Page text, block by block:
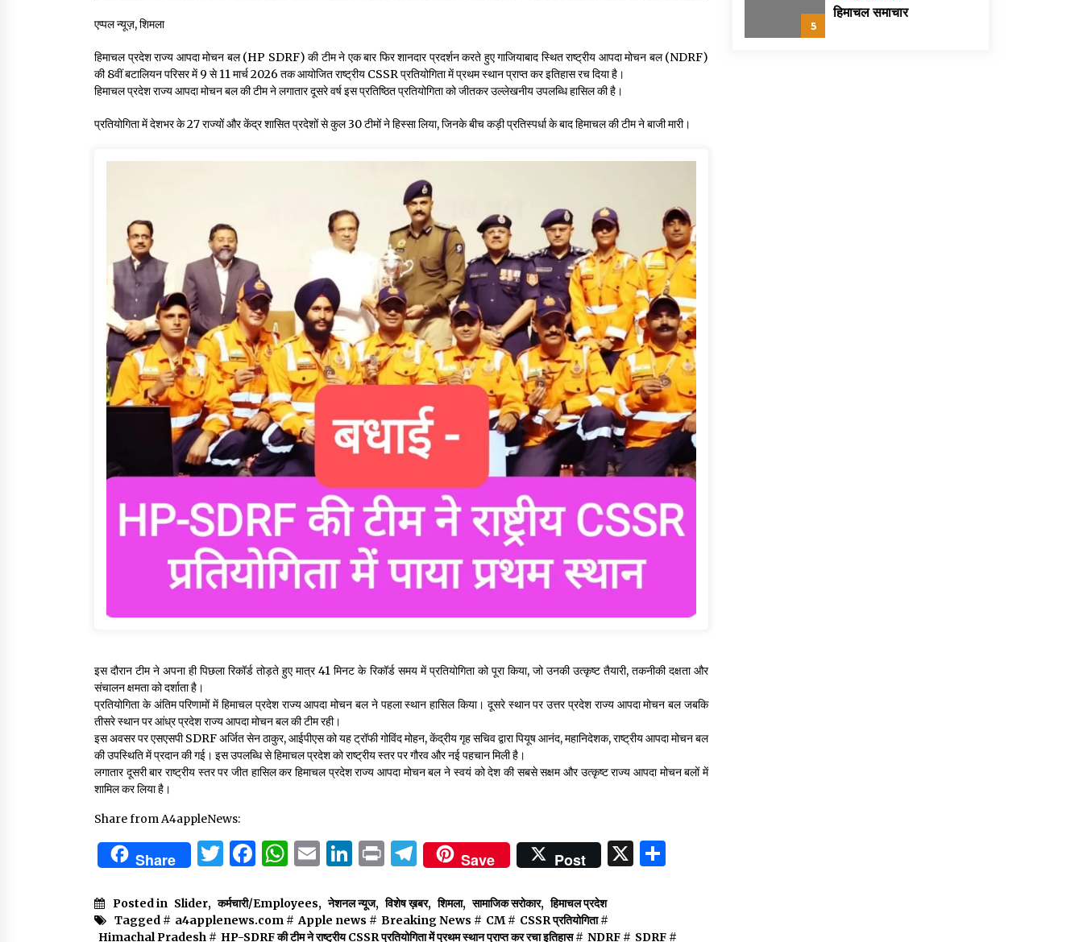
एप्पल न्यूज़, शिमला
हिमाचल प्रदेश राज्य आपदा मोचन बल (HP SDRF) की टीम ने एक बार फिर शानदार प्रदर्शन करते हुए गाजियाबाद स्थित राष्ट्रीय आपदा मोचन बल (NDRF)
की 8वीं बटालियन परिसर में 9 से 11 मार्च 2026 तक आयोजित राष्ट्रीय CSSR प्रतियोगिता में प्रथम स्थान प्राप्त कर इतिहास रच दिया है।
हिमाचल प्रदेश राज्य आपदा मोचन बल की टीम ने लगातार दूसरे वर्ष इस प्रतिष्ठित प्रतियोगिता को जीतकर उल्लेखनीय उपलब्धि हासिल की है।
प्रतियोगिता में देशभर के 27 राज्यों और केंद्र शासित प्रदेशों से कुल 30 टीमों ने हिस्सा लिया, जिनके बीच कड़ी प्रतिस्पर्धा के बाद हिमाचल की टीम ने बाजी मारी।
इस दौरान टीम ने अपना ही पिछला रिकॉर्ड तोड़ते हुए मात्र 41 मिनट के रिकॉर्ड समय में प्रतियोगिता को पूरा किया, जो उनकी उत्कृष्ट तैयारी, तकनीकी दक्षता और
संचालन क्षमता को दर्शाता है।
प्रतियोगिता के अंतिम परिणामों में हिमाचल प्रदेश राज्य आपदा मोचन बल ने पहला स्थान हासिल किया। दूसरे स्थान पर उत्तर प्रदेश राज्य आपदा मोचन बल जबकि
तीसरे स्थान पर आंध्र प्रदेश राज्य आपदा मोचन बल की टीम रही।
इस अवसर पर एसएसपी SDRF अर्जित सेन ठाकुर, आईपीएस को यह ट्रॉफी गोविंद मोहन, केंद्रीय गृह सचिव द्वारा पियूष आनंद, महानिदेशक, राष्ट्रीय आपदा मोचन बल
की उपस्थिति में प्रदान की गई। इस उपलब्धि से हिमाचल प्रदेश को राष्ट्रीय स्तर पर गौरव और नई पहचान मिली है।
लगातार दूसरी बार राष्ट्रीय स्तर पर जीत हासिल कर हिमाचल प्रदेश राज्य आपदा मोचन बल ने स्वयं को देश की सबसे सक्षम और उत्कृष्ट राज्य आपदा मोचन बलों में
शामिल कर लिया है।
Share from A4appleNews:
Share Twitter
Facebook
WhatsApp
EmailLinkedIn
PrintTelegram
Save Post X
Posted in Slider, कर्मचारी/Employees, नेशनल न्यूज, विशेष ख़बर, शिमला, सामाजिक सरोकार, हिमाचल प्रदेश
Tagged # a4applenews.com # Apple news # Breaking News # CM # CSSR प्रतियोगिता#
Himachal Pradesh # HP-SDRF की टीम ने राष्ट्रीय CSSR प्रतियोगिता में प्रथम स्थान प्राप्त कर रचा इतिहास# NDRF # SDRF #
5
हिमाचल समाचार